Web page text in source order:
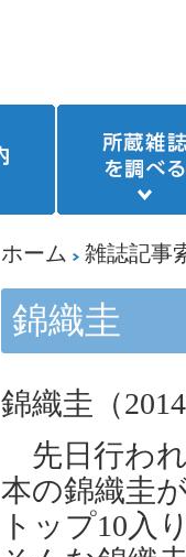
ホーム 雑誌記事
錦織圭
錦織圭（2014
先日行わ
本の錦織圭
トップ10入